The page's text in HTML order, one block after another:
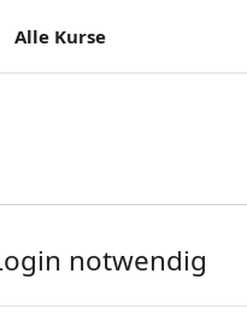
Alle Kurse
notwendig